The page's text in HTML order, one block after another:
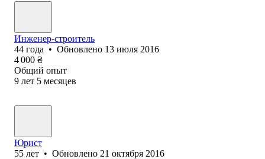
Инженер-строитель
44 года • Обновлено 13 июля 2016
4 000 ₴
Общий опыт
9 лет 5 месяцев
Юрист
55 лет • Обновлено 21 октября 2016